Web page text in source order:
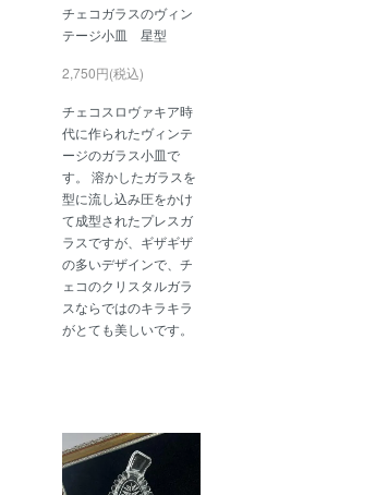
チェコガラスのヴィン
テージ小皿 星型
2,750円(税込)
チェコスロヴァキア時
代に作られたヴィンテ
ージのガラス小皿で
す。 溶かしたガラスを
型に流し込み圧をかけ
て成型されたプレスガ
ラスですが、ギザギザ
の多いデザインで、チ
ェコのクリスタルガラ
スならではのキラキラ
がとても美しいです。